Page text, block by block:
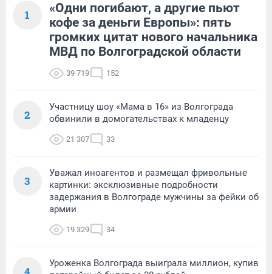
1
«Одни погибают, а другие пьют
кофе за деньги Европы»: пять
громких цитат нового начальника
МВД по Волгоградской области
39 719 152
2
Участницу шоу «Мама в 16» из Волгограда
обвинили в домогательствах к младенцу
21 307 33
3
Уважал иноагентов и размещал фривольные
картинки: эксклюзивные подробности
задержания в Волгограде мужчины за фейки об
армии
19 329 34
Уроженка Волгограда выиграла миллион, купив